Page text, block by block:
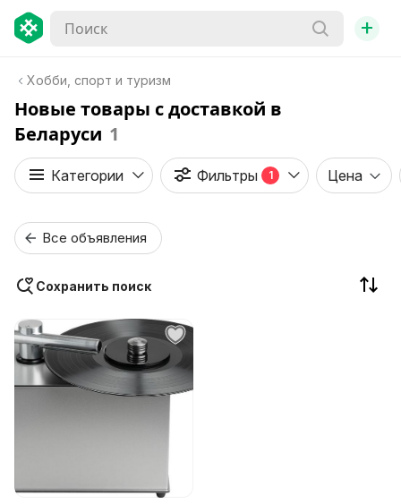
+
Хобби, спорт и туризм
Новые товары с доставкой в
Беларуси 1
Категории Фильтры 1 Цена
Все объявления
Сохранить поиск